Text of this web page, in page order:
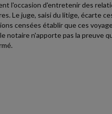
l'occasion d'entretenir des
Le juge, saisi du litige, écarte
censées établir que ces
notaire n'apporte pas la preuve